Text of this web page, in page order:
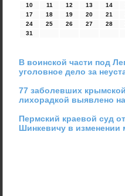
10
11 12 13 14
17
18 19 20 21
24
25 26 27 28
31
В воинской части под
уголовное дело за
77 заболевших
лихорадкой выявлено
Пермский краевой суд
Шинкевичу в изменении